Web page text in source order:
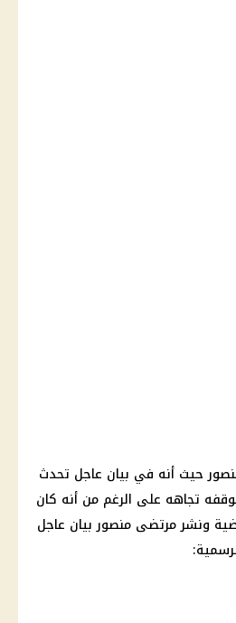
حيث أنه في بيان عاجل تحدث
تجاهه على الرغم من أنه كان
ونشر مرتضى منصور بيان عاجل